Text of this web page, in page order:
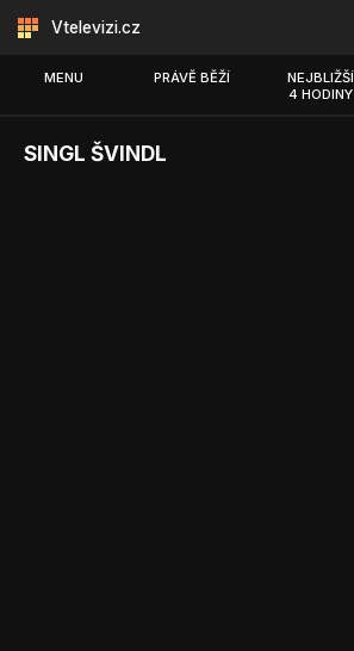
Vtelevizi.cz
MENU PRÁVĚ BĚŽÍ
NEJBLIŽŠÍ
4 HODINY
SINGL ŠVINDL